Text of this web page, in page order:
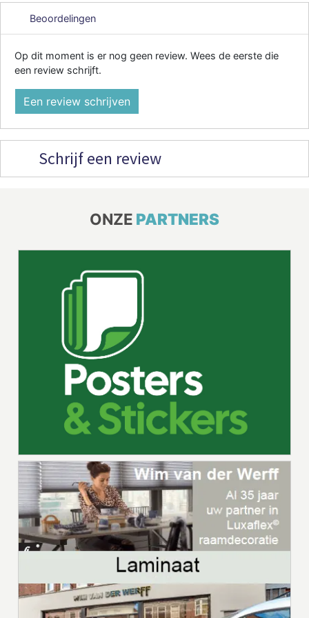
Beoordelingen
Op dit moment is er nog geen review. Wees de eerste die
een review schrijft.
Een review schrijven
Schrijf een review
ONZE PARTNERS